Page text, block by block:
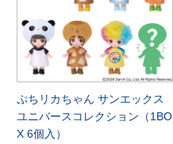
ぷちリカちゃん サンエックス
ユニバースコレクション（1BO
X 6個入）